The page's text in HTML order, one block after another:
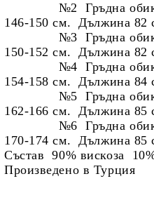
№2 Гръдна
146-150 см. Дължина 82
№3 Гръдна
150-152 см. Дължина 82
№4 Гръдна
154-158 см. Дължина 84
№5 Гръдна
162-166 см. Дължина 85
№6 Гръдна
170-174 см. Дължина 85
Състав 90% вискоза
Произведено в Турция